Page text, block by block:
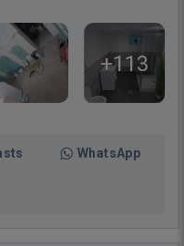
+113
WhatsApp